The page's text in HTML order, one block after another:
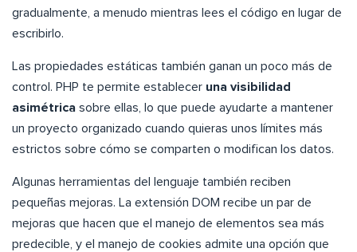
gradualmente, a menudo mientras lees el código en lugar de
escribirlo.
Las propiedades estáticas también ganan un poco más de
control. PHP te permite establecer una visibilidad
asimétrica sobre ellas, lo que puede ayudarte a mantener
un proyecto organizado cuando quieras unos límites más
estrictos sobre cómo se comparten o modifican los datos.
Algunas herramientas del lenguaje también reciben
pequeñas mejoras. La extensión DOM recibe un par de
mejoras que hacen que el manejo de elementos sea más
predecible, y el manejo de cookies admite una opción que